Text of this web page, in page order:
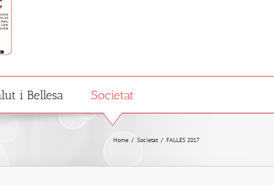
i Bellesa Societat
Home / Societat / FALLES 2017